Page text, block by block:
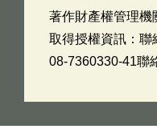
著作財產權管理機
取得授權資訊：聯
08-7360330-41聯